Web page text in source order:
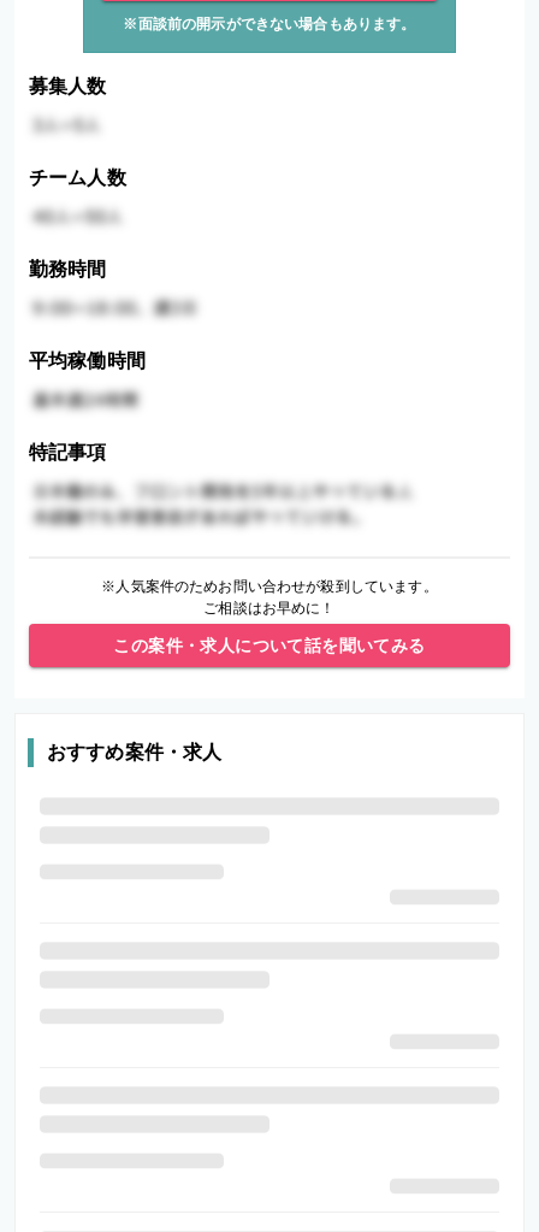
※面談前の開示ができない場合もあります。
募集人数
チーム人数
勤務時間
平均稼働時間
特記事項
※人気案件のためお問い合わせが殺到しています。
ご相談はお早めに！
この案件・求人について話を聞いてみる
おすすめ案件・求人